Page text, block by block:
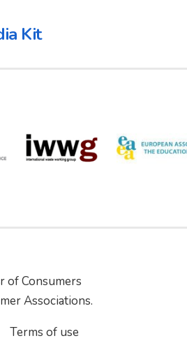
Kit
of Consumers
Associations.
Terms of use